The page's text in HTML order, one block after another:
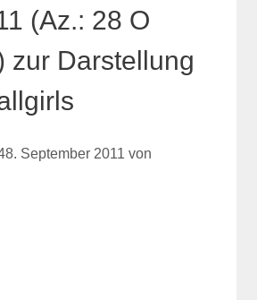
(Az.: 28 O
zur Darstellung
8. September 2011 von